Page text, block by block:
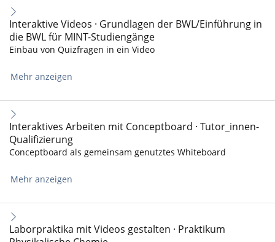
Interaktive Videos · Grundlagen der BWL/Einführung in
die BWL für MINT-Studiengänge
Einbau von Quizfragen in ein Video
Mehr anzeigen
Interaktives Arbeiten mit Conceptboard · Tutor_innen-
Qualifizierung
Conceptboard als gemeinsam genutztes Whiteboard
Mehr anzeigen
Laborpraktika mit Videos gestalten · Praktikum